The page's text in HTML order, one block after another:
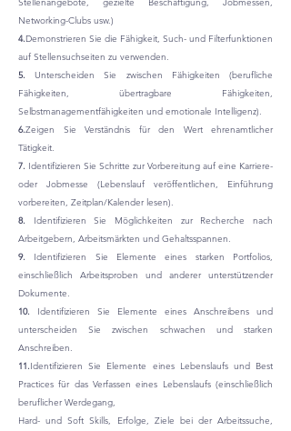
Networking-Clubs usw.)
4.Demonstrieren Sie die Fähigkeit, Such- und Filterfunktionen
auf Stellensuchseiten zu verwenden.
5. Unterscheiden Sie zwischen Fähigkeiten (berufliche
Fähigkeiten, übertragbare Fähigkeiten,
Selbstmanagementfähigkeiten und emotionale Intelligenz).
6.Zeigen Sie Verständnis für den Wert ehrenamtlicher
Tätigkeit.
7. Identifizieren Sie Schritte zur Vorbereitung auf eine Karriere-
oder Jobmesse (Lebenslauf veröffentlichen, Einführung
vorbereiten, Zeitplan/Kalender lesen).
8. Identifizieren Sie Möglichkeiten zur Recherche nach
Arbeitgebern, Arbeitsmärkten und Gehaltsspannen.
9. Identifizieren Sie Elemente eines starken Portfolios,
einschließlich Arbeitsproben und anderer unterstützender
Dokumente.
10. Identifizieren Sie Elemente eines Anschreibens und
unterscheiden Sie zwischen schwachen und starken
Anschreiben.
11.Identifizieren Sie Elemente eines Lebenslaufs und Best
Practices für das Verfassen eines Lebenslaufs (einschließlich
beruflicher Werdegang,
Hard- und Soft Skills, Erfolge, Ziele bei der Arbeitssuche,